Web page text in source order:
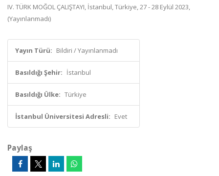
IV. TÜRK MOĞOL ÇALIŞTAYI, İstanbul, Türkiye, 27 - 28 Eylül 2023,
(Yayınlanmadı)
Yayın Türü: Bildiri / Yayınlanmadı
Basıldığı Şehir: İstanbul
Basıldığı Ülke: Türkiye
İstanbul Üniversitesi Adresli: Evet
Paylaş